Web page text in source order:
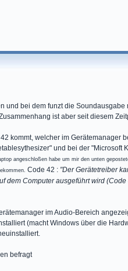
und bei dem funzt die Soundausgabe
ist aber seit diesem
kommt, welcher im Gerätemanager
und bei der "Microsoft
angeschloßen habe um mir den unten
Code 42 : "Der Gerätetreiber
dem Computer ausgeführt wird (Code
im Audio-Bereich
(macht Windows über die
befragt